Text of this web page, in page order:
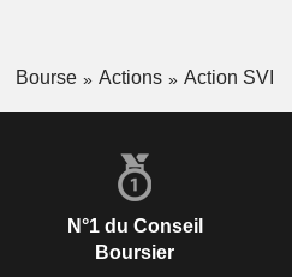
Bourse Actions Action SVI
N°1 du Conseil
Boursier